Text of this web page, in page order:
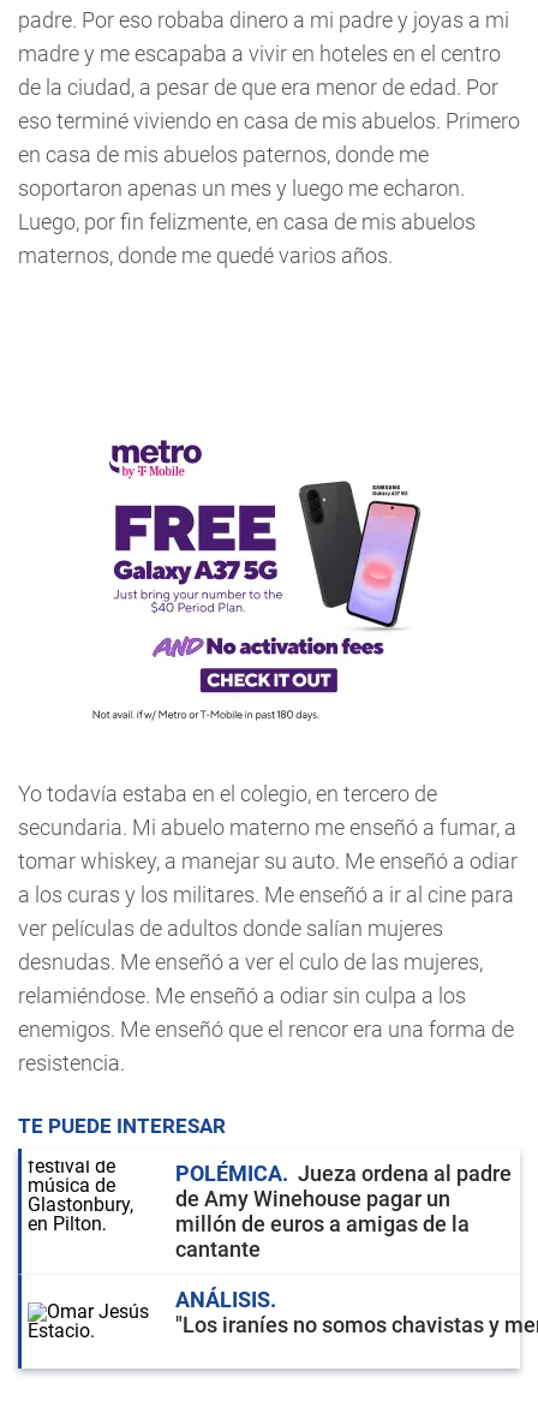
padre. Por eso robaba dinero a mi padre y joyas a mi
madre y me escapaba a vivir en hoteles en el centro
de la ciudad, a pesar de que era menor de edad. Por
eso terminé viviendo en casa de mis abuelos. Primero
en casa de mis abuelos paternos, donde me
soportaron apenas un mes y luego me echaron.
Luego, por fin felizmente, en casa de mis abuelos
maternos, donde me quedé varios años.
Yo todavía estaba en el colegio, en tercero de
secundaria. Mi abuelo materno me enseñó a fumar, a
tomar whiskey, a manejar su auto. Me enseñó a odiar
a los curas y los militares. Me enseñó a ir al cine para
ver películas de adultos donde salían mujeres
desnudas. Me enseñó a ver el culo de las mujeres,
relamiéndose. Me enseñó a odiar sin culpa a los
enemigos. Me enseñó que el rencor era una forma de
resistencia.
TE PUEDE INTERESAR
POLÉMICA
Jueza ordena al padre
de Amy Winehouse pagar un
millón de euros a amigas de la
cantante
ANÁLISIS
"Los iraníes no somos chavistas y